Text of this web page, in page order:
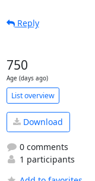
Reply
750
Age (days ago)
List overview
Download
0 comments
1 participants